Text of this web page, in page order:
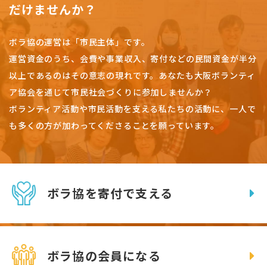
だけませんか？
ボラ協の運営は「市民主体」です。
運営資金のうち、会費や事業収入、寄付などの民間資金が半分
以上であるのはその意志の現れです。 あなたも大阪ボランティ
ア協会を通じて市民社会づくりに参加しませんか？
ボランティア活動や市民活動を支える私たちの活動に、一人で
も多くの方が加わってくださることを願っています。
ボラ協を寄付で支える
ボラ協の会員になる